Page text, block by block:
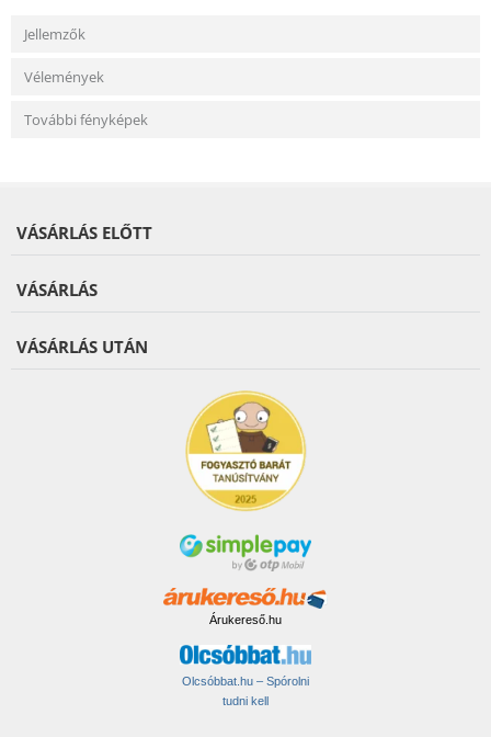
Jellemzők
Vélemények
További fényképek
VÁSÁRLÁS ELŐTT
VÁSÁRLÁS
VÁSÁRLÁS UTÁN
Árukereső.hu
Olcsóbbat.hu – Spórolni
tudni kell